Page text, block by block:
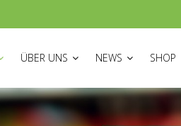
ÜBER UNS NEWS SHOP